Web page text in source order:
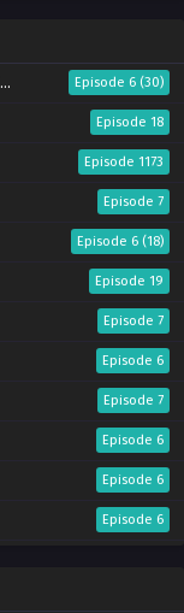
Episode 6 (30)
Episode 18
Episode 1173
Episode 7
Episode 6 (18)
Episode 19
Episode 7
Episode 6
Episode 7
Episode 6
Episode 6
Episode 6